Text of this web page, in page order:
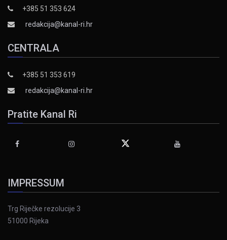
+385 51 353 624
redakcija@kanal-ri.hr
CENTRALA
+385 51 353 619
redakcija@kanal-ri.hr
Pratite Kanal Ri
IMPRESSUM
Trg Riječke rezolucije 3
51000 Rijeka